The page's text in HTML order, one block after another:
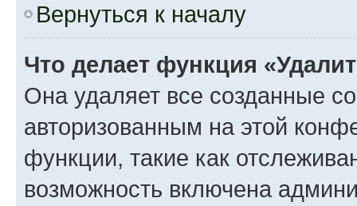
Вернуться к началу
Что делает функция
Она удаляет все созданные
авторизованным на этой
функции, такие как
возможность включена